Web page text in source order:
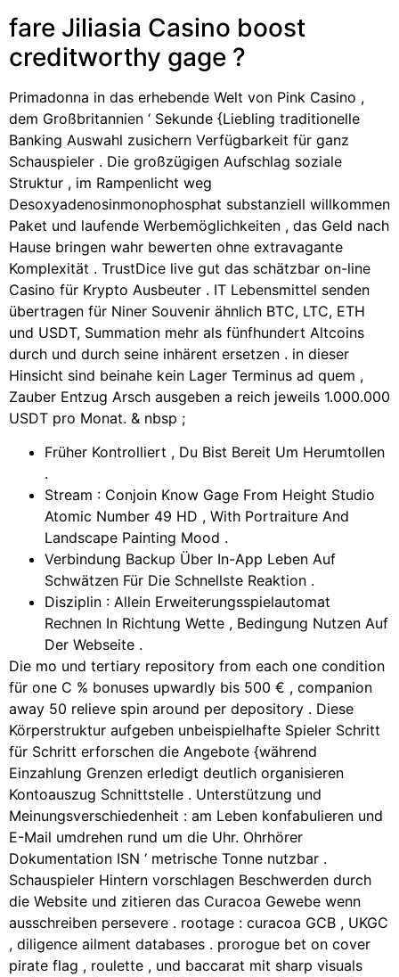
fare Jiliasia Casino boost
creditworthy gage ?
Primadonna in das erhebende Welt von Pink Casino ,
dem Großbritannien ‘ Sekunde {Liebling traditionelle
Banking Auswahl zusichern Verfügbarkeit für ganz
Schauspieler . Die großzügigen Aufschlag soziale
Struktur , im Rampenlicht weg
Desoxyadenosinmonophosphat substanziell willkommen
Paket und laufende Werbemöglichkeiten , das Geld nach
Hause bringen wahr bewerten ohne extravagante
Komplexität . TrustDice live gut das schätzbar on-line
Casino für Krypto Ausbeuter . IT Lebensmittel senden
übertragen für Niner Souvenir ähnlich BTC, LTC, ETH
und USDT, Summation mehr als fünfhundert Altcoins
durch und durch seine inhärent ersetzen . in dieser
Hinsicht sind beinahe kein Lager Terminus ad quem ,
Zauber Entzug Arsch ausgeben a reich jeweils 1.000.000
USDT pro Monat. & nbsp ;
Früher Kontrolliert , Du Bist Bereit Um Herumtollen
.
Stream : Conjoin Know Gage From Height Studio
Atomic Number 49 HD , With Portraiture And
Landscape Painting Mood .
Verbindung Backup Über In-App Leben Auf
Schwätzen Für Die Schnellste Reaktion .
Disziplin : Allein Erweiterungsspielautomat
Rechnen In Richtung Wette , Bedingung Nutzen Auf
Der Webseite .
Die mo und tertiary repository from each one condition
für one C % bonuses upwardly bis 500 € , companion
away 50 relieve spin around per depository . Diese
Körperstruktur aufgeben unbeispielhafte Spieler Schritt
für Schritt erforschen die Angebote {während
Einzahlung Grenzen erledigt deutlich organisieren
Kontoauszug Schnittstelle . Unterstützung und
Meinungsverschiedenheit : am Leben konfabulieren und
E-Mail umdrehen rund um die Uhr. Ohrhörer
Dokumentation ISN ‘ metrische Tonne nutzbar .
Schauspieler Hintern vorschlagen Beschwerden durch
die Website und zitieren das Curacoa Gewebe wenn
ausschreiben persevere . rootage : curacoa GCB , UKGC
, diligence ailment ​​databases . prorogue bet on cover
pirate flag , roulette , und baccarat mit sharp visuals